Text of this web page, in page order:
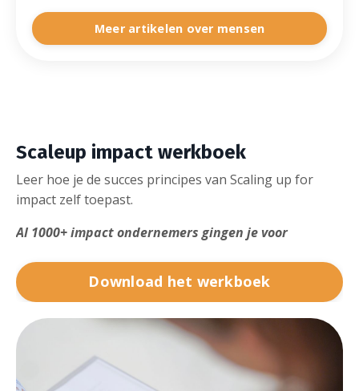
Meer artikelen over mensen
Scaleup impact werkboek
Leer hoe je de succes principes van Scaling up for
impact zelf toepast.
Al 1000+ impact ondernemers gingen je voor
Download het werkboek